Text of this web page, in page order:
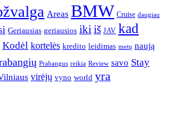
Areas BMW Cruise daugiau
Geriausias geriausios iki iš JAV kad
Kodėl kortelės kredito leidimas metų naują
Prabangus reikia Review savo Stay
virėjų vyno world yra